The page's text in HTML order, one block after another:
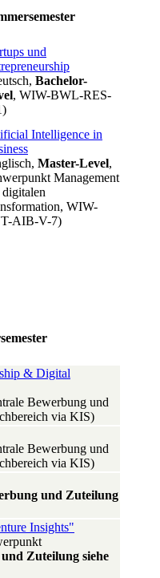
und
Bachelor-
, WIW-BWL-RES-
Intelligence in
Master-Level,
Management
digitalen
WIW-
AIB-V-7)
& Digital
Bewerbung und
via KIS)
Bewerbung und
via KIS)
und Zuteilung
Insights"
Zuteilung siehe